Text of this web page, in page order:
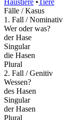
Haustiere •Tiere
Fälle / Kasus
1. Fall / Nominativ
Wer oder was?
der Hase
Singular
die Hasen
Plural
2. Fall / Genitiv
Wessen?
des Hasen
Singular
der Hasen
Plural